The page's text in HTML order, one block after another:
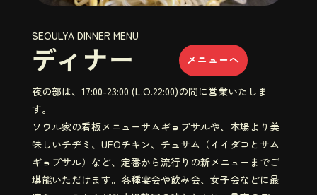
SEOULYA DINNER MENU
メニューへ
ディナー
夜の部は、17:00-23:00 (L.O.22:00)の間に営業いたしま
す。
ソウル家の看板メニューサムギョプサルや、本場より美
味しいチヂミ、UFOチキン、チュサム（イイダコとサム
ギョプサル）など、定番から流行りの新メニューまでご
堪能いただけます。各種宴会や飲み会、女子会などに最